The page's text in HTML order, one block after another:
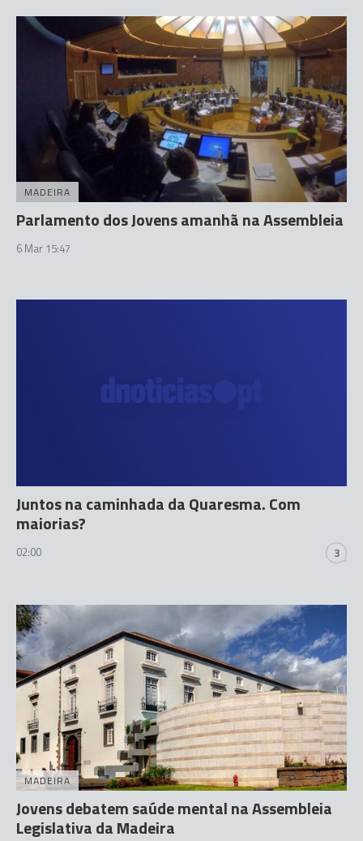
MADEIRA
Parlamento dos Jovens amanhã na Assembleia
6 Mar 15:47
Juntos na caminhada da Quaresma. Com
maiorias?
02:00 3
MADEIRA
Jovens debatem saúde mental na Assembleia
Legislativa da Madeira